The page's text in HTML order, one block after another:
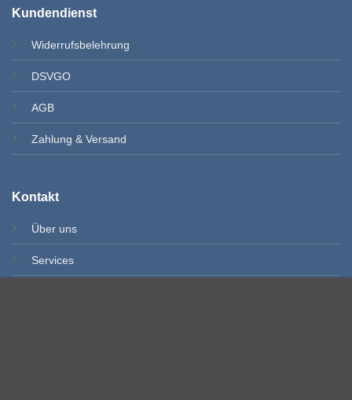
Kundendienst
Widerrufsbelehrung
DSVGO
AGB
Zahlung & Versand
Kontakt
Über uns
Services